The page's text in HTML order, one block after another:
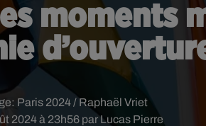
moments
2024 à 23h56 par Lucas Pierre
Paris 2024 / Raphaël Vriet